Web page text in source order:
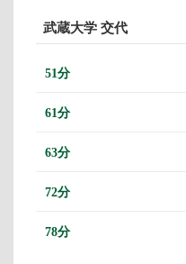
武蔵大学 交代
51分
61分
63分
72分
78分